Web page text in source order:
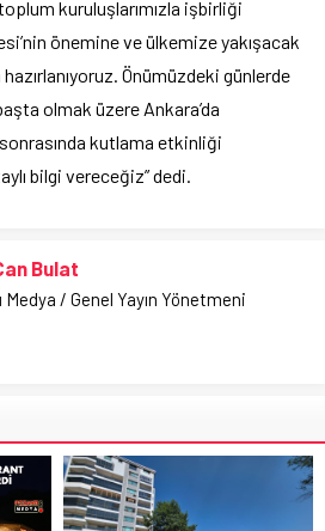
kuruluşlarımızla işbirliği
önemine ve ülkemize yakışacak
Önümüzdeki günlerde
olmak üzere Ankara’da
kutlama etkinliği
bilgi vereceğiz” dedi.
Bulat
Medya / Genel Yayın Yönetmeni